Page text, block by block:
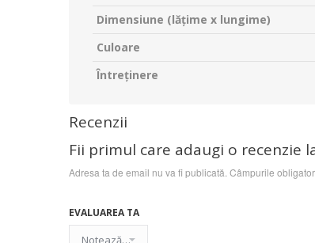
Dimensiune (lățime x lungime)
Culoare
Întreținere
Recenzii
Fii primul care adaugi o recenzie
Adresa ta de email nu va fi publicată. Câmpurile
EVALUAREA TA